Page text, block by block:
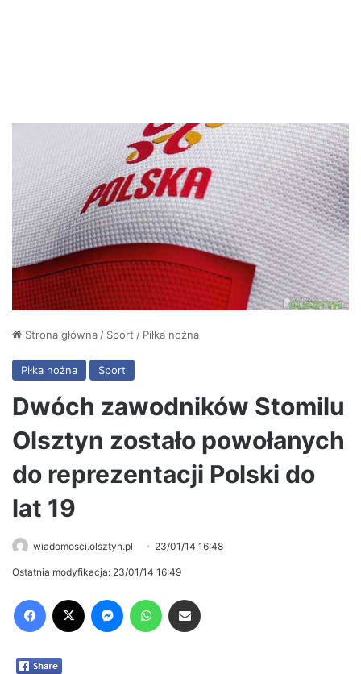
Strona główna/ Sport / Piłka nożna
Piłka nożna Sport
Dwóch zawodników Stomilu
Olsztyn zostało powołanych
do reprezentacji Polski do
lat 19
wiadomosci.olsztyn.pl 23/01/14 16:48
Ostatnia modyfikacja: 23/01/14 16:49